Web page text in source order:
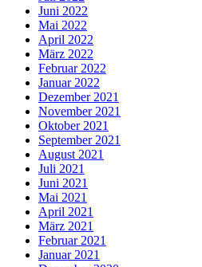
Juni 2022
Mai 2022
April 2022
März 2022
Februar 2022
Januar 2022
Dezember 2021
November 2021
Oktober 2021
September 2021
August 2021
Juli 2021
Juni 2021
Mai 2021
April 2021
März 2021
Februar 2021
Januar 2021